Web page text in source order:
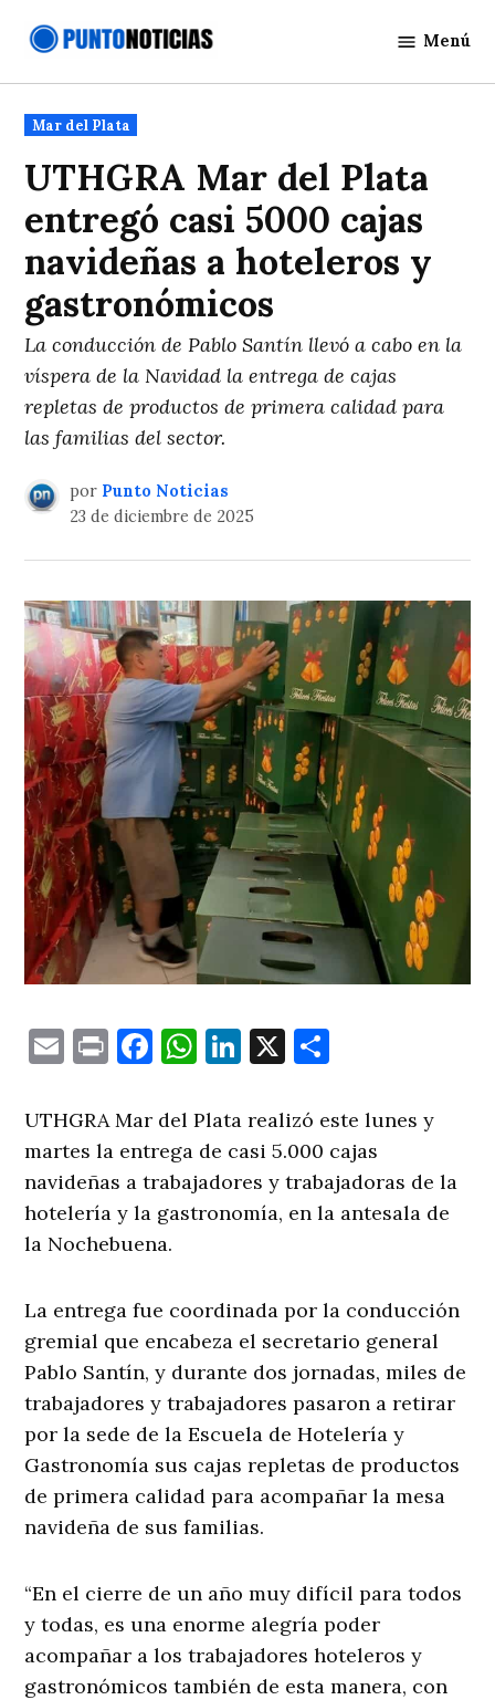
Noticias
Menú
Publicado
en
Mar del Plata
UTHGRA Mar del Plata
entregó casi 5000 cajas
navideñas a hoteleros y
gastronómicos
La conducción de Pablo Santín llevó a cabo en la
víspera de la Navidad la entrega de cajas
repletas de productos de primera calidad para
las familias del sector.
por Punto Noticias
23 de diciembre de 2025
EmailPrintFacebook
WhatsApp
LinkedIn
X
UTHGRA Mar del Plata realizó este lunes y
martes la entrega de casi 5.000 cajas
navideñas a trabajadores y trabajadoras de la
hotelería y la gastronomía, en la antesala de
la Nochebuena.
La entrega fue coordinada por la conducción
gremial que encabeza el secretario general
Pablo Santín, y durante dos jornadas, miles de
trabajadores y trabajadores pasaron a retirar
por la sede de la Escuela de Hotelería y
Gastronomía sus cajas repletas de productos
de primera calidad para acompañar la mesa
navideña de sus familias.
“En el cierre de un año muy difícil para todos
y todas, es una enorme alegría poder
acompañar a los trabajadores hoteleros y
gastronómicos también de esta manera, con